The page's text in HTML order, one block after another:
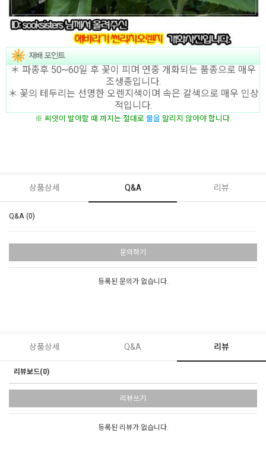
＊ 파종후 50~60일 후 꽃이 피며 연중 개화되는 품종으로 매우
조생종입니다.
＊ 꽃의 테두리는 선명한 오렌지색이며 속은 갈색으로 매우 인상
적입니다.
※ 씨앗이 발아할 때 까지는 절대로 물을 말리지 않아야 합니다.
상품상세 Q&A 리뷰
Q&A (0)
문의하기
등록된 문의가 없습니다.
상품상세 Q&A 리뷰
리뷰보드(0)
리뷰쓰기
등록된 리뷰가 없습니다.